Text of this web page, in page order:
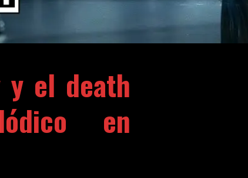
y el death
en